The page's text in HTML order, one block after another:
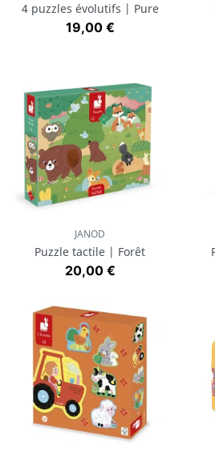
4 puzzles évolutifs | Pure
Prix
19,00 €
JANOD
Puzzle tactile | Forêt
Prix
20,00 €